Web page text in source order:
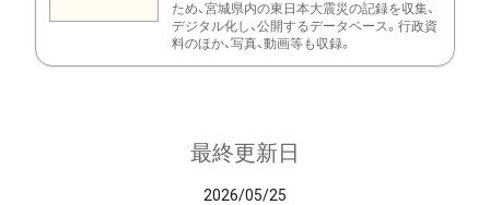
ため、宮城県内の東日本大震災の記録を収集、
デジタル化し、公開するデータベース。行政資
料のほか、写真、動画等も収録。
最終更新日
2026/05/25